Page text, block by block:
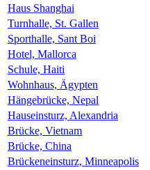
Haus Shanghai
Turnhalle, St. Gallen
Sporthalle, Sant Boi
Hotel, Mallorca
Schule, Haiti
Wohnhaus, Ägypten
Hängebrücke, Nepal
Hauseinsturz, Alexandria
Brücke, Vietnam
Brücke, China
Brückeneinsturz, Minneapolis